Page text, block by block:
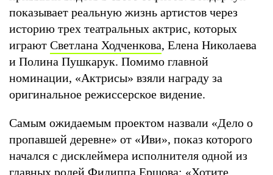
показывает реальную жизнь артистов через
историю трех театральных актрис, которых
играют Светлана Ходченкова, Елена Николаева
и Полина Пушкарук. Помимо главной
номинации, «Актрисы» взяли награду за
оригинальное режиссерское видение.
Самым ожидаемым проектом назвали «Дело о
пропавшей деревне» от «Иви», показ которого
начался с дисклеймера исполнителя одной из
главных ролей Филиппа Ершова: «Хотите